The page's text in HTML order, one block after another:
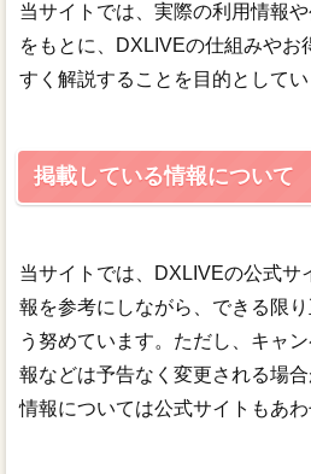
当サイトでは、実際の利用情報
をもとに、DXLIVEの仕組みやお
すく解説することを目的としてい
掲載している情報について
当サイトでは、DXLIVEの公式サ
報を参考にしながら、できる限
う努めています。ただし、キャ
報などは予告なく変更される場
情報については公式サイトもあわ